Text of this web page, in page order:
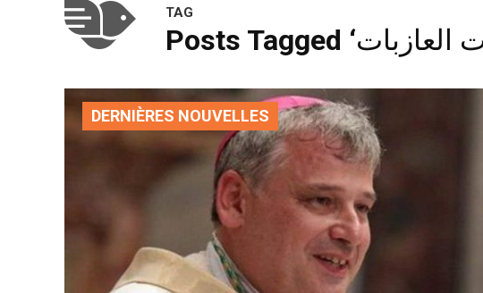
TAG
DERNIÈRES NOUVELLES